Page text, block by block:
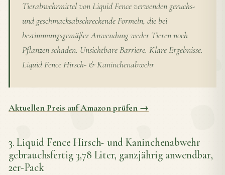
Tierabwehrmittel von Liquid Fence verwenden geruchs-
und geschmacksabschreckende Formeln, die bei
bestimmungsgemäßer Anwendung weder Tieren noch
Pflanzen schaden. Unsichtbare Barriere. Klare Ergebnisse.
Liquid Fence Hirsch- & Kaninchenabwehr
Aktuellen Preis auf Amazon prüfen →
3. Liquid Fence Hirsch- und Kaninchenabwehr
gebrauchsfertig 3,78 Liter, ganzjährig anwendbar,
2er-Pack